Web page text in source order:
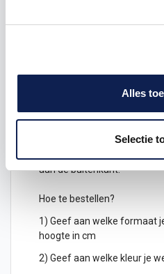
Alles
Selectie
Deze symbolen sticker kan
Keuze uit verschillende
bestellen, deze kunnen dan
aan de buitenkant.
Hoe te bestellen?
1) Geef aan welke formaat
hoogte in cm
2) Geef aan welke kleur je